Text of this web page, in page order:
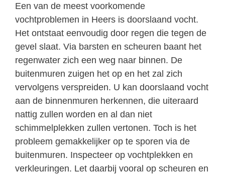
Een van de meest voorkomende
vochtproblemen in Heers is doorslaand vocht.
Het ontstaat eenvoudig door regen die tegen de
gevel slaat. Via barsten en scheuren baant het
regenwater zich een weg naar binnen. De
buitenmuren zuigen het op en het zal zich
vervolgens verspreiden. U kan doorslaand vocht
aan de binnenmuren herkennen, die uiteraard
nattig zullen worden en al dan niet
schimmelplekken zullen vertonen. Toch is het
probleem gemakkelijker op te sporen via de
buitenmuren. Inspecteer op vochtplekken en
verkleuringen. Let daarbij vooral op scheuren en